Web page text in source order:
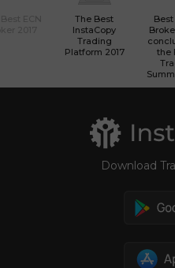
The Best
InstaCopy
Trading
Platform 2017
the
Download